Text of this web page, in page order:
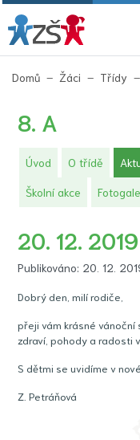
Domů Žáci Třídy
8. A
Úvod O třídě
Školní akce
20. 12. 2019
Publikováno: 20. 12.
Dobrý den, milí rodiče,
přeji vám krásné vánoční
zdraví, pohody a radosti
S dětmi se uvidíme v
Z. Petráňová